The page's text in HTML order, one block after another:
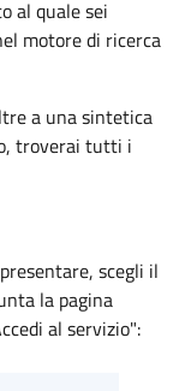
al quale sei
motore di ricerca
a una sintetica
troverai tutti i
scegli il
la pagina
al servizio":